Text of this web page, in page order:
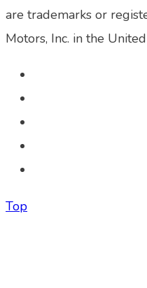
are trademarks or
Motors, Inc. in the
Top